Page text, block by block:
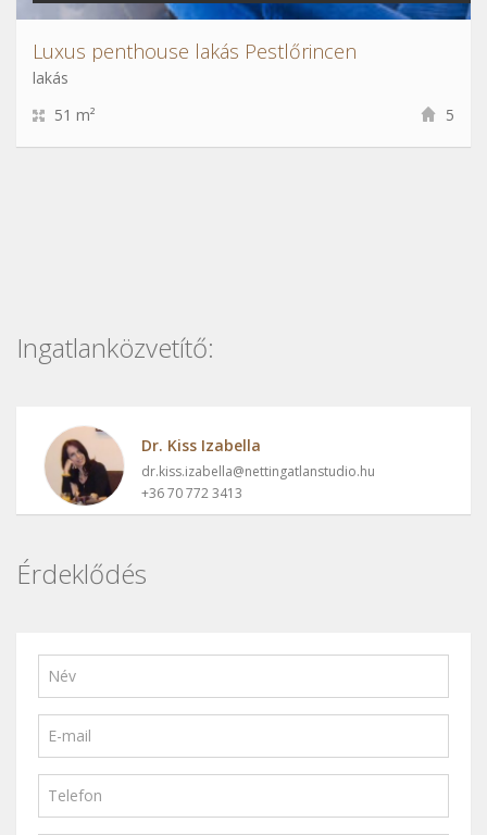
Luxus penthouse lakás Pestlőrincen
lakás
51 m²
5
Ingatlanközvetítő:
Dr. Kiss Izabella
dr.kiss.izabella@nettingatlanstudio.hu
+36 70 772 3413
Érdeklődés